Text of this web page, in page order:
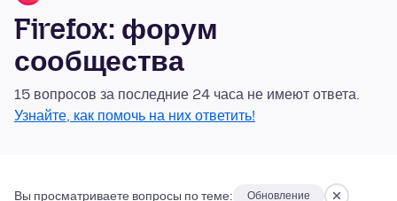
Firefox: форум
сообщества
15 вопросов за последние 24 часа не имеют ответа.
Узнайте, как помочь на них ответить!
Вы просматриваете вопросы по теме: Обновление